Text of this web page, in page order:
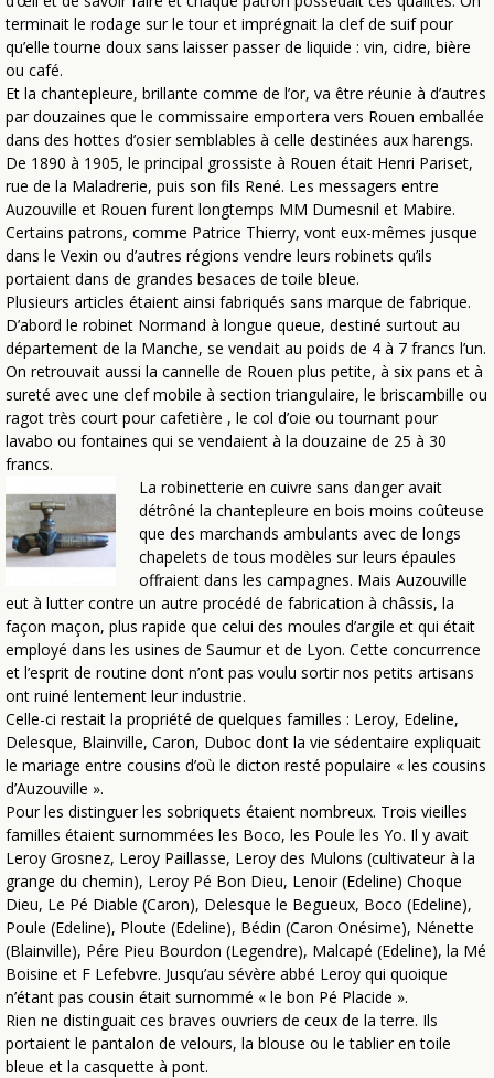
terminait le rodage sur le tour et imprégnait la clef de suif pour
qu’elle tourne doux sans laisser passer de liquide : vin, cidre, bière
ou café.
Et la chantepleure, brillante comme de l’or, va être réunie à d’autres
par douzaines que le commissaire emportera vers Rouen emballée
dans des hottes d’osier semblables à celle destinées aux harengs.
De 1890 à 1905, le principal grossiste à Rouen était Henri Pariset,
rue de la Maladrerie, puis son fils René. Les messagers entre
Auzouville et Rouen furent longtemps MM Dumesnil et Mabire.
Certains patrons, comme Patrice Thierry, vont eux-mêmes jusque
dans le Vexin ou d’autres régions vendre leurs robinets qu’ils
portaient dans de grandes besaces de toile bleue.
Plusieurs articles étaient ainsi fabriqués sans marque de fabrique.
D’abord le robinet Normand à longue queue, destiné surtout au
département de la Manche, se vendait au poids de 4 à 7 francs l’un.
On retrouvait aussi la cannelle de Rouen plus petite, à six pans et à
sureté avec une clef mobile à section triangulaire, le briscambille ou
ragot très court pour cafetière , le col d’oie ou tournant pour
lavabo ou fontaines qui se vendaient à la douzaine de 25 à 30
francs.
La robinetterie en cuivre sans danger avait
détrôné la chantepleure en bois moins coûteuse
que des marchands ambulants avec de longs
chapelets de tous modèles sur leurs épaules
offraient dans les campagnes. Mais Auzouville
eut à lutter contre un autre procédé de fabrication à châssis, la
façon maçon, plus rapide que celui des moules d’argile et qui était
employé dans les usines de Saumur et de Lyon. Cette concurrence
et l’esprit de routine dont n’ont pas voulu sortir nos petits artisans
ont ruiné lentement leur industrie.
Celle-ci restait la propriété de quelques familles : Leroy, Edeline,
Delesque, Blainville, Caron, Duboc dont la vie sédentaire expliquait
le mariage entre cousins d’où le dicton resté populaire « les cousins
d’Auzouville ».
Pour les distinguer les sobriquets étaient nombreux. Trois vieilles
familles étaient surnommées les Boco, les Poule les Yo. Il y avait
Leroy Grosnez, Leroy Paillasse, Leroy des Mulons (cultivateur à la
grange du chemin), Leroy Pé Bon Dieu, Lenoir (Edeline) Choque
Dieu, Le Pé Diable (Caron), Delesque le Begueux, Boco (Edeline),
Poule (Edeline), Ploute (Edeline), Bédin (Caron Onésime), Nénette
(Blainville), Pére Pieu Bourdon (Legendre), Malcapé (Edeline), la Mé
Boisine et F Lefebvre. Jusqu’au sévère abbé Leroy qui quoique
n’étant pas cousin était surnommé « le bon Pé Placide ».
Rien ne distinguait ces braves ouvriers de ceux de la terre. Ils
portaient le pantalon de velours, la blouse ou le tablier en toile
bleue et la casquette à pont.